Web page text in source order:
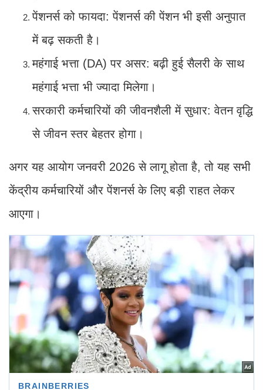
पेंशनर्स को फायदा: पेंशनर्स की पेंशन भी इसी अनुपात
में बढ़ सकती है।
महंगाई भत्ता (DA) पर असर: बढ़ी हुई सैलरी के साथ
महंगाई भत्ता भी ज्यादा मिलेगा।
सरकारी कर्मचारियों की जीवनशैली में सुधार: वेतन वृद्धि
से जीवन स्तर बेहतर होगा।
अगर यह आयोग जनवरी 2026 से लागू होता है, तो यह सभी
केंद्रीय कर्मचारियों और पेंशनर्स के लिए बड़ी राहत लेकर
आएगा।